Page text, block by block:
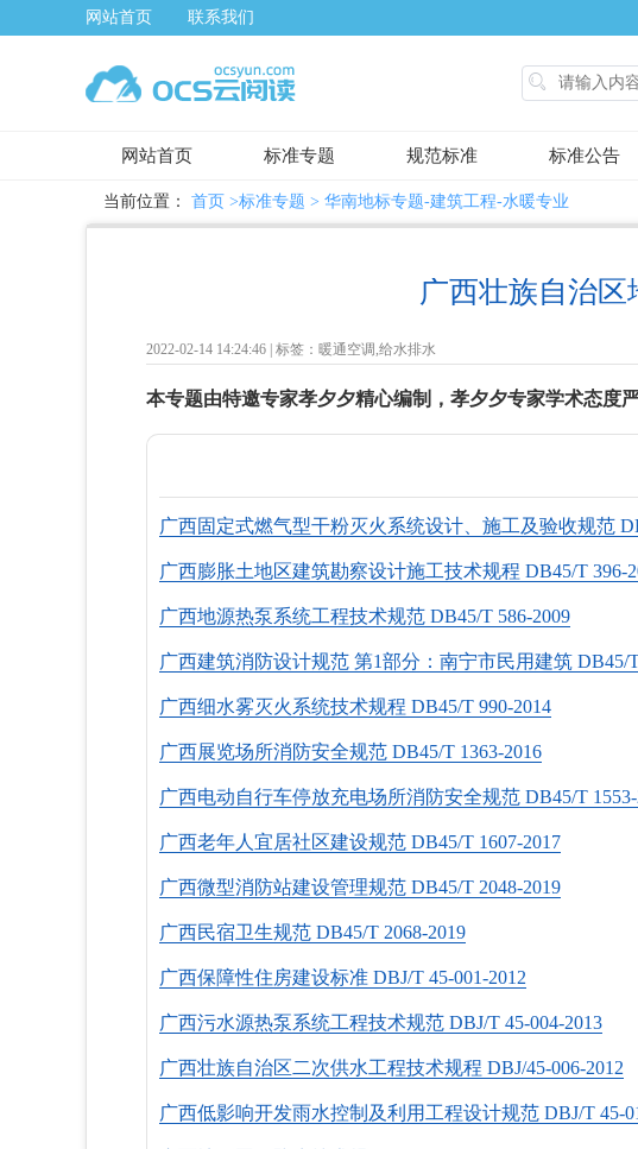
网站首页 联系我们

网站首页 标准专题 规范标准 标准公告
当前位置： 首页 >标准专题 > 华南地标专题-建筑工程-水暖专业
广西壮族自治
2022-02-14 14:24:46 | 标签：暖通空调,给水排水
本专题由特邀专家孝夕夕精心编制，孝夕夕专家学术态度
广西固定式燃气型干粉灭火系统设计、施工及验收规范
广西膨胀土地区建筑勘察设计施工技术规程 DB45/T 396-
广西地源热泵系统工程技术规范 DB45/T 586-2009
广西建筑消防设计规范 第1部分：南宁市民用建筑 DB45/
广西细水雾灭火系统技术规程 DB45/T 990-2014
广西展览场所消防安全规范 DB45/T 1363-2016
广西电动自行车停放充电场所消防安全规范 DB45/T 1553-
广西老年人宜居社区建设规范 DB45/T 1607-2017
广西微型消防站建设管理规范 DB45/T 2048-2019
广西民宿卫生规范 DB45/T 2068-2019
广西保障性住房建设标准 DВJ/Т 45-001-2012
广西污水源热泵系统工程技术规范 DВJ/Т 45-004-2013
广西壮族自治区二次供水工程技术规程 DВJ/45-006-2012
广西低影响开发雨水控制及利用工程设计规范 DВJ/Т 45-